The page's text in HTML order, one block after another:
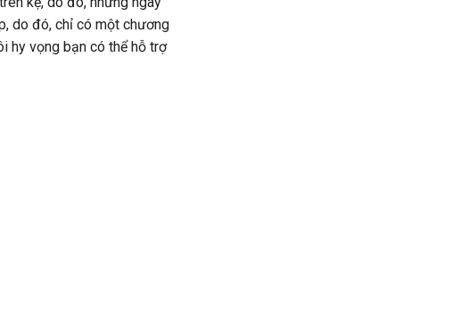
do đó, chỉ có một chương
hy vọng bạn có thể hỗ trợ